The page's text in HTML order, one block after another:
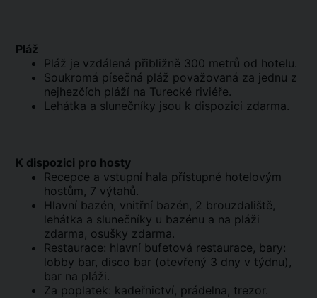
Pláž
Pláž je vzdálená přibližně 300 metrů od hotelu.
Soukromá písečná pláž považovaná za jednu z
nejhezčích pláží na Turecké riviéře.
Lehátka a slunečníky jsou k dispozici zdarma.
K dispozici pro hosty
Recepce a vstupní hala přístupné hotelovým
hostům, 7 výtahů.
Hlavní bazén, vnitřní bazén, 2 brouzdaliště,
lehátka a slunečníky u bazénu a na pláži
zdarma, osušky zdarma.
Restaurace: hlavní bufetová restaurace, bary:
lobby bar, disco bar (otevřený 3 dny v týdnu),
bar na pláži.
Za poplatek: kadeřnictví, prádelna, trezor.